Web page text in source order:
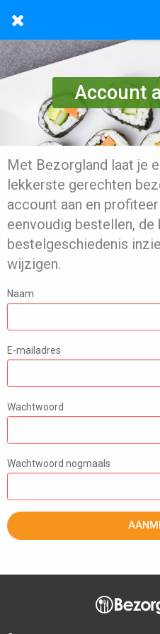
Account
Met Bezorgland laat je
lekkerste gerechten
account aan en
eenvoudig bestellen,
bestelgeschiedenis
wijzigen.
Naam
E-mailadres
Wachtwoord
Wachtwoord nogmaals